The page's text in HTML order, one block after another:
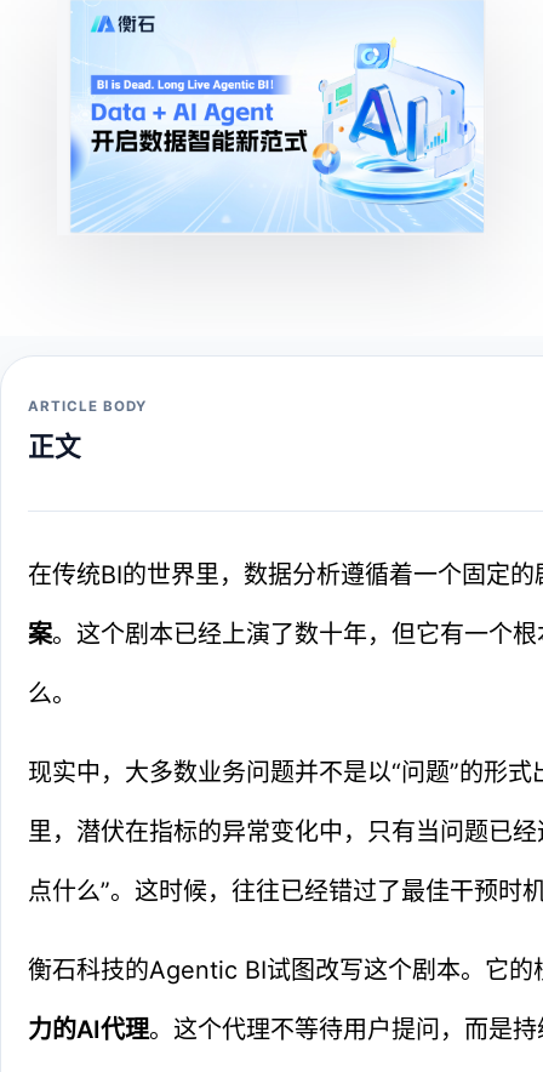
ARTICLE BODY
正文
在传统BI的世界里，数据分析遵循着一个固定的
案。这个剧本已经上演了数十年，但它有一个
么。
现实中，大多数业务问题并不是以“问题”的形
里，潜伏在指标的异常变化中，只有当问题已
点什么”。这时候，往往已经错过了最佳干预时
衡石科技的Agentic BI试图改写这个剧本。它的
力的AI代理。这个代理不等待用户提问，而是